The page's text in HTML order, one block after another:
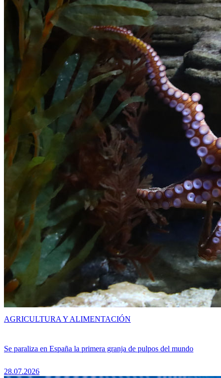
Se paraliza en España la primera granja de pulpos del mundo
28.07.2026
AGRICULTURA Y ALIMENTACIÓN